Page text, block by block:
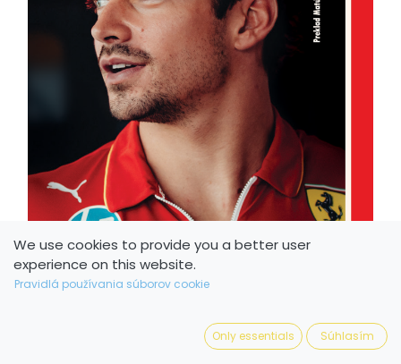
PDF ukážka
We use cookies to provide you a better user
experience on this website.
Pravidlá používania súborov cookie
Only essentials Súhlasím